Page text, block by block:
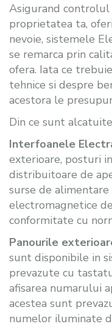
Asigurand controlul
proprietatea ta,
nevoie, sistemele
se remarca prin
ofera. Iata ce
tehnice si despre
acestora le
Din ce sunt
Interfoanele
exterioare, posturi
distribuitoare de
surse de
electromagnetice
conformitate cu
Panourile
sunt disponibile in
prevazute cu
afisarea numarului
acestea sunt
numelor iluminate